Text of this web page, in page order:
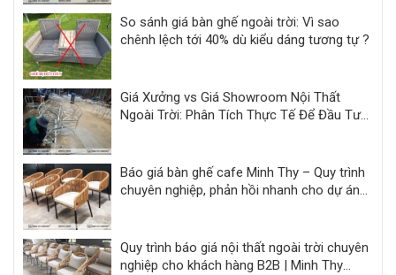
So sánh giá bàn ghế ngoài trời: Vì sao
chênh lệch tới 40% dù kiểu dáng tương tự ?
Giá Xưởng vs Giá Showroom Nội Thất
Ngoài Trời: Phân Tích Thực Tế Để Đầu Tư
Báo giá bàn ghế cafe Minh Thy – Quy trình
chuyên nghiệp, phản hồi nhanh cho dự án
Quy trình báo giá nội thất ngoài trời chuyên
nghiệp cho khách hàng B2B | Minh Thy